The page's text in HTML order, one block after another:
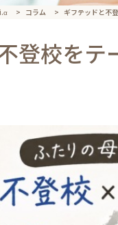
> コラム > ギフテッドと不
登校をテ